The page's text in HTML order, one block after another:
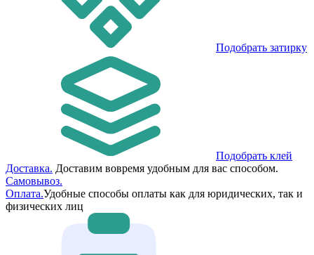
Подобрать затирку
Подобрать клей
Доставка. Доставим вовремя удобным для вас способом.
Самовывоз.
Оплата.Удобные способы оплаты как для юридических, так и
физических лиц